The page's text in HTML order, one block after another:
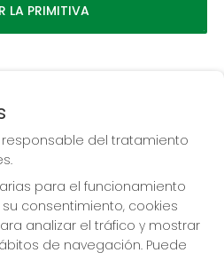
LA PRIMITIVA
LOTERIA LA
el responsable del tratamiento
para el funcionamiento
consentimiento, cookies
analizar el tráfico y mostrar
de navegación. Puede